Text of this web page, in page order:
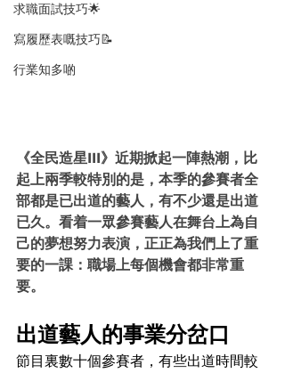
求職面試技巧🌟
寫履歷表嘅技巧📝
行業知多啲
《全民造星III》近期掀起一陣熱潮，比
起上兩季較特別的是，本季的參賽者全
部都是已出道的藝人，有不少還是出道
已久。看着一眾參賽藝人在舞台上為自
己的夢想努力表演，正正為我們上了重
要的一課：職場上每個機會都非常重
要。
出道藝人的事業分岔口
節目裏數十個參賽者，有些出道時間較